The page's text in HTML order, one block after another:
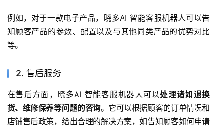
例如，对于一款电子产品，晓多AI 智能客服机器人可以告
知顾客产品的参数、配置以及与其他同类产品的优势对比
等。
2. 售后服务
在售后方面，晓多AI 智能客服机器人可以处理诸如退换
货、维修保养等问题的咨询。它可以根据顾客的订单情况和
店铺售后政策，给出合理的解决方案，如告知顾客如何申请